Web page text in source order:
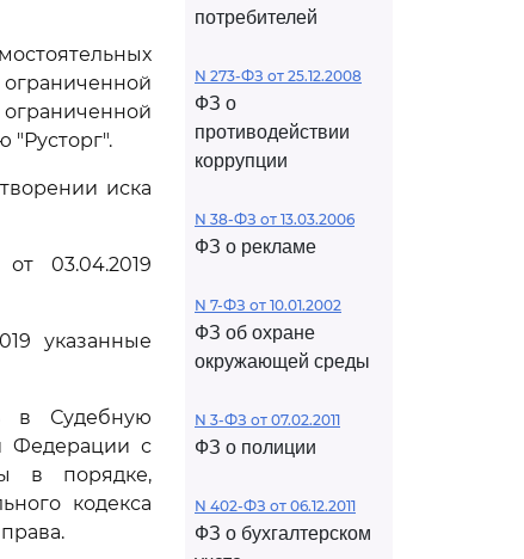
"Русторг".
иска
03.04.2019
указанные
в Судебную
Федерации с
в порядке,
кодекса
потребителей
N 273-ФЗ от 25.12.2008
ФЗ о
противодействии
коррупции
N 38-ФЗ от 13.03.2006
ФЗ о рекламе
N 7-ФЗ от 10.01.2002
ФЗ об охране
окружающей среды
N 3-ФЗ от 07.02.2011
ФЗ о полиции
N 402-ФЗ от 06.12.2011
ФЗ о бухгалтерском